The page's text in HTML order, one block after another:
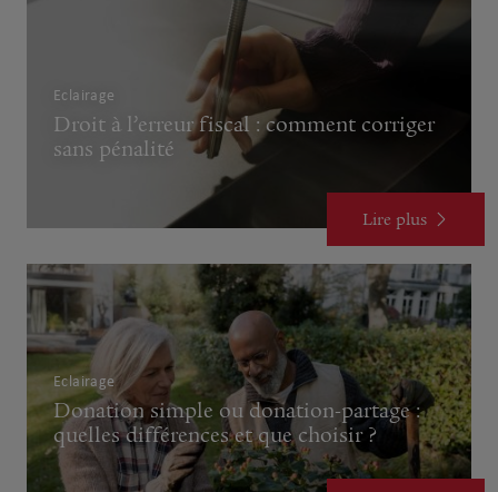
Eclairage
Droit à l’erreur fiscal : comment corriger
sans pénalité
Lire plus
Eclairage
Donation simple ou donation-partage :
quelles différences et que choisir ?